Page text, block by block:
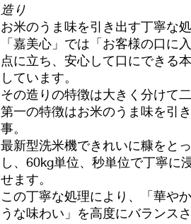
造り
お米のうま味を引き出す丁寧な
「嘉美心」では「お客様の口に
点に立ち、安心して口にできる
しています。
その造りの特徴は大きく分けて二
第一の特徴はお米のうま味を引
事。
最新型洗米機できれいに糠をと
し、60kg単位、秒単位で丁寧に
せます。
この丁寧な処理により、「華や
うな味わい」を高度にバランス